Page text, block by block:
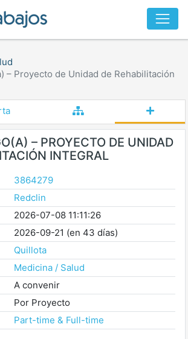
– Proyecto de Unidad de Rehabilitación
– PROYECTO DE UNIDAD
INTEGRAL
3864279
Redclin
2026-07-08 11:11:26
2026-09-21 (en 43 días)
Quillota
Medicina / Salud
A convenir
Por Proyecto
Part-time & Full-time